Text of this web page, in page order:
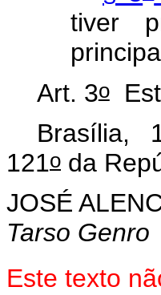
tiver
Art. 3o
Brasília,
121o da
JOSÉ
Tarso Genro
Este texto